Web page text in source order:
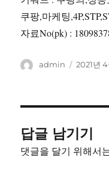
쿠팡,마케팅
자료No(pk) :
글
admin
작
2021년 4
답글 남기기
댓글을 달기 위해서